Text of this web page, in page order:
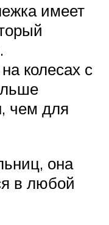
имеет
колесах с
чем для
она
в любой